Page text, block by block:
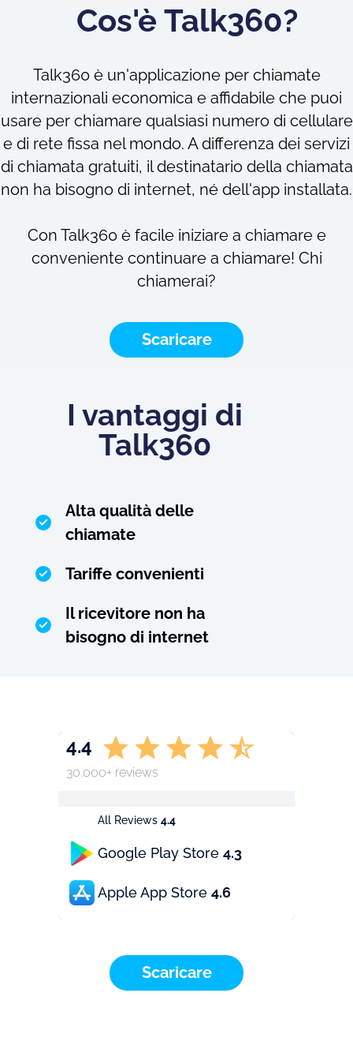
Cos'è Talk360?
Talk360 è un'applicazione per chiamate
internazionali economica e affidabile che puoi
usare per chiamare qualsiasi numero di cellulare
e di rete fissa nel mondo. A differenza dei servizi
di chiamata gratuiti, il destinatario della chiamata
non ha bisogno di internet, né dell'app installata.
Con Talk360 è facile iniziare a chiamare e
conveniente continuare a chiamare! Chi
chiamerai?
Scaricare
I vantaggi di
Talk360
Alta qualità delle
chiamate
Tariffe convenienti
Il ricevitore non ha
bisogno di internet
All Reviews 4.4
Google Play Store 4.3
Apple App Store 4.6
4.4
30.000+ reviews
Scaricare